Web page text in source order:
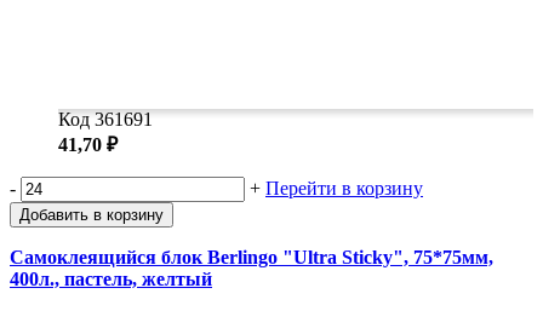
Код 361691
41,70 ₽
- + Перейти в корзину
Добавить в корзину
Самоклеящийся блок Berlingo "Ultra Sticky", 75*75мм,
400л., пастель, желтый